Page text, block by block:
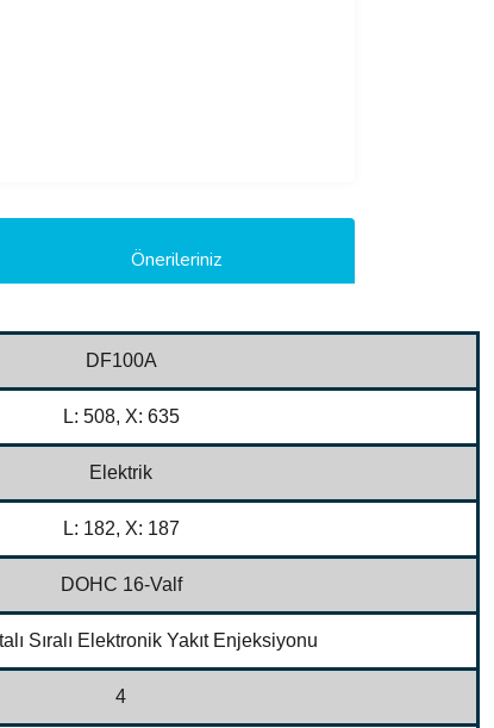
Önerileriniz
DF100A
L: 508, X: 635
Elektrik
L: 182, X: 187
DOHC 16-Valf
Sıralı Elektronik Yakıt Enjeksiyonu
4